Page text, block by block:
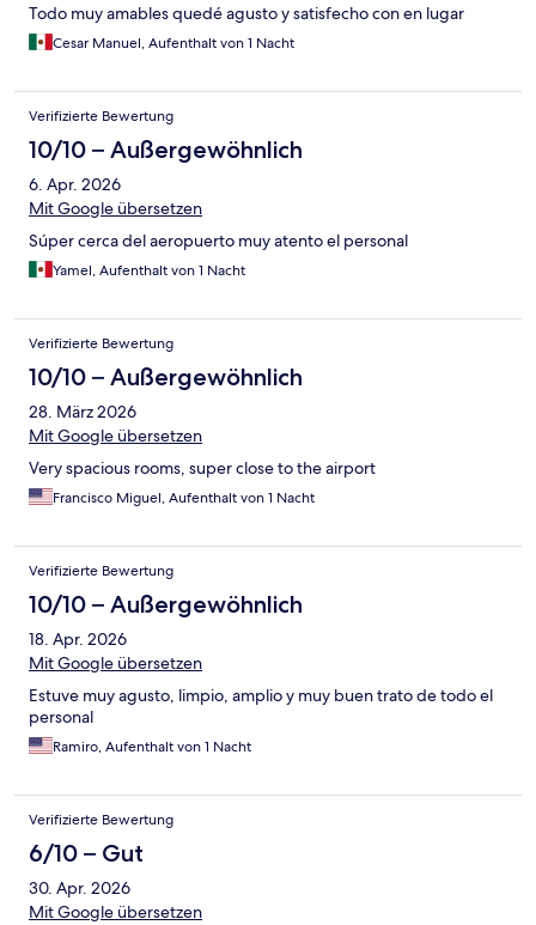
Todo muy amables quedé agusto y satisfecho con en lugar
Cesar Manuel, Aufenthalt von 1 Nacht
Verifizierte Bewertung
10/10 – Außergewöhnlich
6. Apr. 2026
Mit Google übersetzen
Súper cerca del aeropuerto muy atento el personal
Yamel, Aufenthalt von 1 Nacht
Verifizierte Bewertung
10/10 – Außergewöhnlich
28. März 2026
Mit Google übersetzen
Very spacious rooms, super close to the airport
Francisco Miguel, Aufenthalt von 1 Nacht
Verifizierte Bewertung
10/10 – Außergewöhnlich
18. Apr. 2026
Mit Google übersetzen
Estuve muy agusto, limpio, amplio y muy buen trato de todo el
personal
Ramiro, Aufenthalt von 1 Nacht
Verifizierte Bewertung
6/10 – Gut
30. Apr. 2026
Mit Google übersetzen